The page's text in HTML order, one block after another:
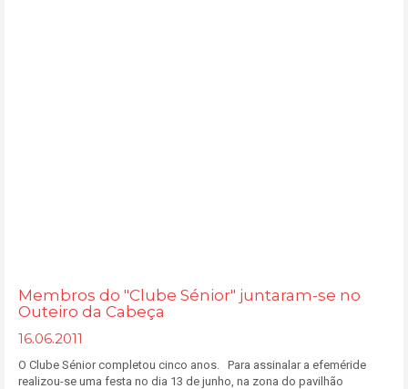
Membros do "Clube Sénior" juntaram-se no
Outeiro da Cabeça
16.06.2011
O Clube Sénior completou cinco anos. Para assinalar a efeméride
realizou-se uma festa no dia 13 de junho, na zona do pavilhão